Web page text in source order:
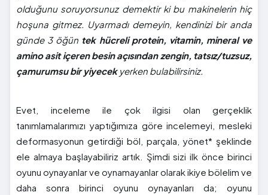
olduğunu soruyorsunuz demektir ki bu makinelerin hiç
hoşuna gitmez. Uyarmadı demeyin, kendinizi bir anda
günde 3 öğün tek hücreli protein, vitamin, mineral ve
amino asit içeren besin açısından zengin, tatsız/tuzsuz,
çamurumsu bir yiyecekyerken bulabilirsiniz.
Evet, inceleme ile çok ilgisi olan gerçeklik
tanımlamalarımızı yaptığımıza göre incelemeyi, mesleki
deformasyonun getirdiği böl, parçala, yönet* şeklinde
ele almaya başlayabiliriz artık. Şimdi sizi ilk önce birinci
oyunu oynayanlar ve oynamayanlar olarak ikiye bölelim ve
daha sonra birinci oyunu oynayanları da; oyunu